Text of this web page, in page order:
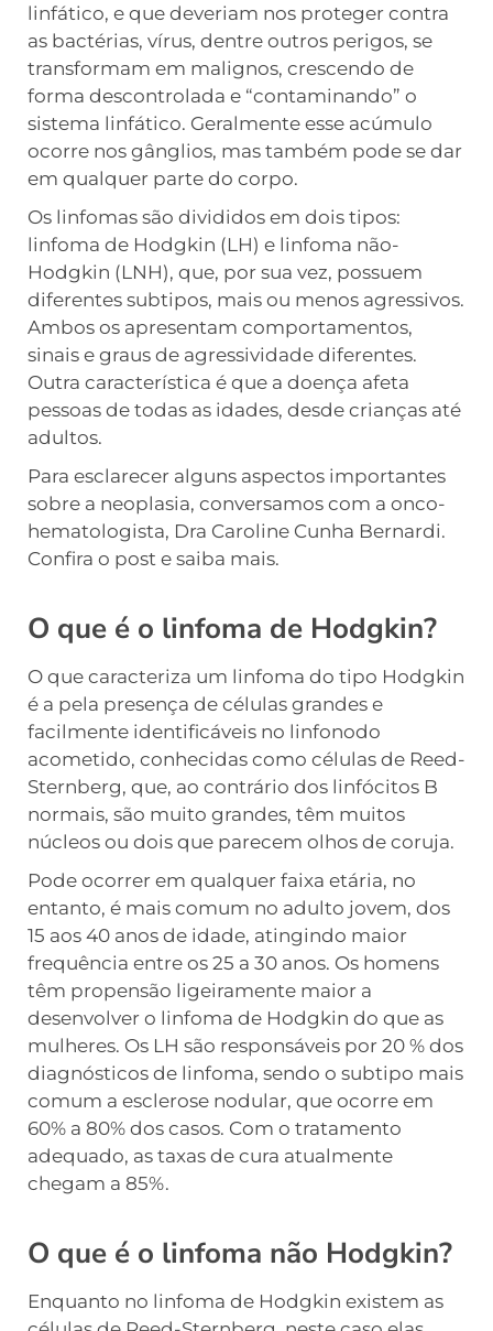
linfático, e que deveriam nos proteger contra
as bactérias, vírus, dentre outros perigos, se
transformam em malignos, crescendo de
forma descontrolada e “contaminando” o
sistema linfático. Geralmente esse acúmulo
ocorre nos gânglios, mas também pode se dar
em qualquer parte do corpo.
Os linfomas são divididos em dois tipos:
linfoma de Hodgkin (LH) e linfoma não-
Hodgkin (LNH), que, por sua vez, possuem
diferentes subtipos, mais ou menos agressivos.
Ambos os apresentam comportamentos,
sinais e graus de agressividade diferentes.
Outra característica é que a doença afeta
pessoas de todas as idades, desde crianças até
adultos.
Para esclarecer alguns aspectos importantes
sobre a neoplasia, conversamos com a onco-
hematologista, Dra Caroline Cunha Bernardi.
Confira o post e saiba mais.
O que é o linfoma de Hodgkin?
O que caracteriza um linfoma do tipo Hodgkin
é a pela presença de células grandes e
facilmente identificáveis no linfonodo
acometido, conhecidas como células de Reed-
Sternberg, que, ao contrário dos linfócitos B
normais, são muito grandes, têm muitos
núcleos ou dois que parecem olhos de coruja.
Pode ocorrer em qualquer faixa etária, no
entanto, é mais comum no adulto jovem, dos
15 aos 40 anos de idade, atingindo maior
frequência entre os 25 a 30 anos. Os homens
têm propensão ligeiramente maior a
desenvolver o linfoma de Hodgkin do que as
mulheres. Os LH são responsáveis por 20 % dos
diagnósticos de linfoma, sendo o subtipo mais
comum a esclerose nodular, que ocorre em
60% a 80% dos casos. Com o tratamento
adequado, as taxas de cura atualmente
chegam a 85%.
O que é o linfoma não Hodgkin?
Enquanto no linfoma de Hodgkin existem as